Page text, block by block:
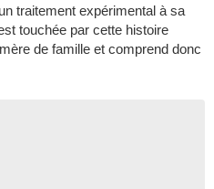
traitement expérimental à sa
touchée par cette histoire
de famille et comprend donc